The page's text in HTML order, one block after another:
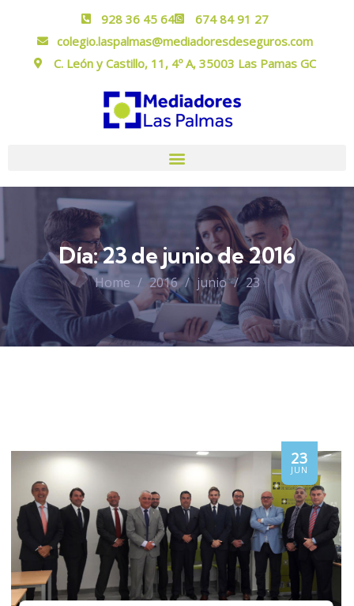
928 36 45 64
674 84 91 27
colegio.laspalmas@mediadoresdeseguros.com
C. León y Castillo, 11, 4º A, 35003 Las Pamas GC
Día:23 de junio de 2016
Home 2016 junio 23
23
JUN